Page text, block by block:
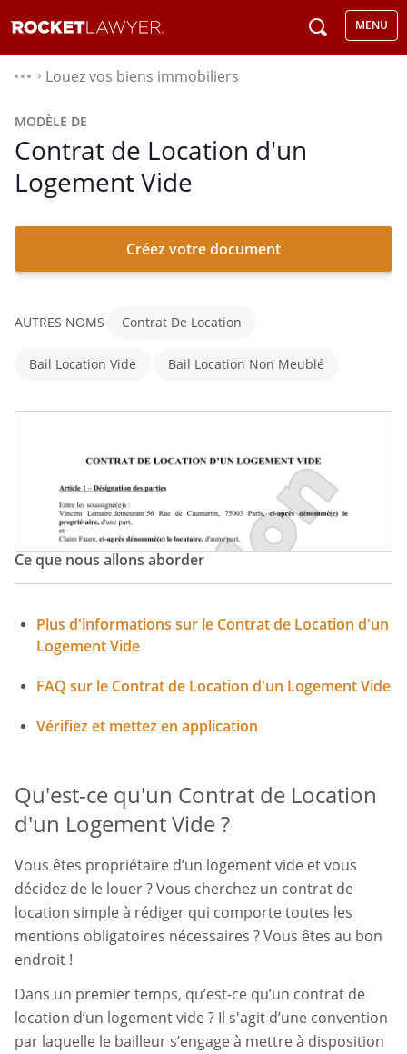
MENU
⌃ Louez vos biens immobiliers
MODÈLE DE
Contrat de Location d'un
Logement Vide
Créez votre document
AUTRES NOMS Contrat De Location
Bail Location Vide Bail Location Non Meublé
Ce que nous allons aborder
Plus d'informations sur le Contrat de Location d'un
Logement Vide
FAQ sur le Contrat de Location d'un Logement Vide
Vérifiez et mettez en application
Qu'est-ce qu'un Contrat de Location
d'un Logement Vide ?
Vous êtes propriétaire d’un logement vide et vous
décidez de le louer ? Vous cherchez un contrat de
location simple à rédiger qui comporte toutes les
mentions obligatoires nécessaires ? Vous êtes au bon
endroit !
Dans un premier temps, qu’est-ce qu’un contrat de
location d’un logement vide ? Il s'agit d’une convention
par laquelle le bailleur s’engage à mettre à disposition